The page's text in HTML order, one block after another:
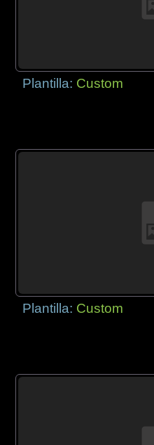
Plantilla: Custom
Plantilla: Custom